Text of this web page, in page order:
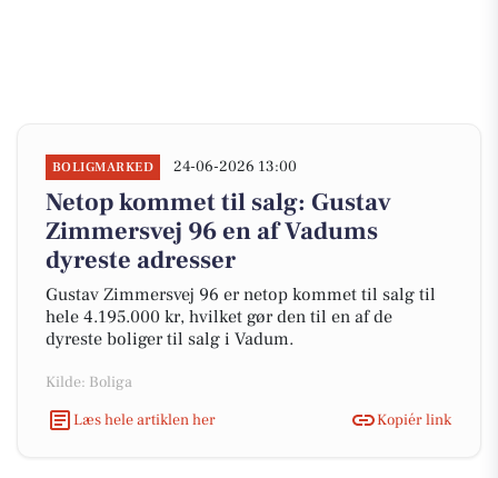
BOLIGMARKED 24-06-2026 13:00
Netop kommet til salg: Gustav
Zimmersvej 96 en af Vadums
dyreste adresser
Gustav Zimmersvej 96 er netop kommet til salg til
hele 4.195.000 kr, hvilket gør den til en af de
dyreste boliger til salg i Vadum.
Kilde: Boliga
Læs hele artiklen her
Kopiér link